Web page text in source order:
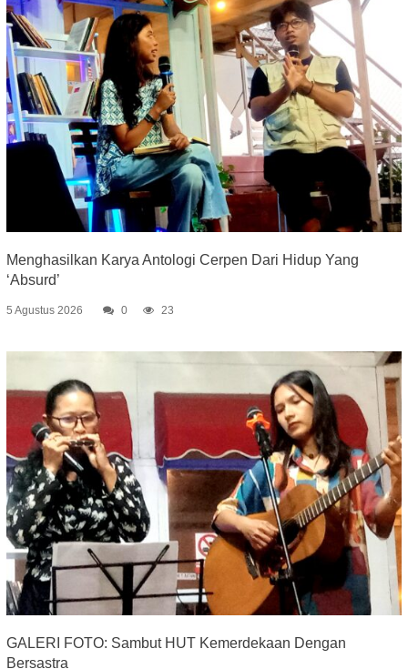
Menghasilkan Karya Antologi Cerpen Dari Hidup Yang
‘Absurd’
5 Agustus 2026 0 23
GALERI FOTO: Sambut HUT Kemerdekaan Dengan
Bersastra